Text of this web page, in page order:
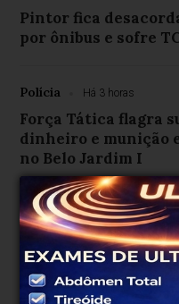
Pintor fica
por ônibus e sofre
Polícia Há 3 horas
Força Tática flagra
dinheiro e munição
no Belo Jardim I
Polícia Há 3 horas
Monitorado por
preso pela Força
munições durante